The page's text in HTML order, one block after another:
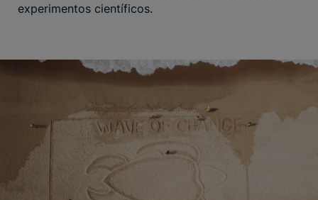
experimentos científicos.